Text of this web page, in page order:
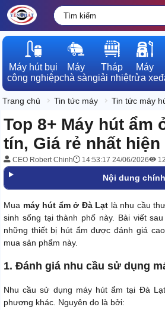
Máy hút bụi
công nghiệp
Máy
chà sàn
Tháp
giải nhiệt
Máy
rửa xe
Trang chủ Tin tức máy Tin tức máy
Top 8+ Máy hút ẩm
tín, Giá rẻ nhất hiện
CEO Robert Chinh 14:53:17 24/06/2026
Nội dung chính
Mua máy hút ẩm ở Đà Lạt là nhu cầu
sinh sống tại thành phố này. Bài viết
những thiết bị hút ẩm được đánh giá
mua sản phẩm này.
1. Đánh giá nhu cầu sử dụng
Nhu cầu sử dụng máy hút ẩm tại Đà
phương khác. Nguyên do là bởi: